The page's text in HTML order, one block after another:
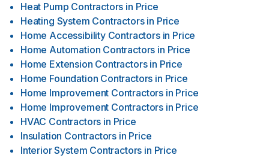
Heat Pump Contractors in Price
Heating System Contractors in Price
Home Accessibility Contractors in Price
Home Automation Contractors in Price
Home Extension Contractors in Price
Home Foundation Contractors in Price
Home Improvement Contractors in Price
Home Improvement Contractors in Price
HVAC Contractors in Price
Insulation Contractors in Price
Interior System Contractors in Price